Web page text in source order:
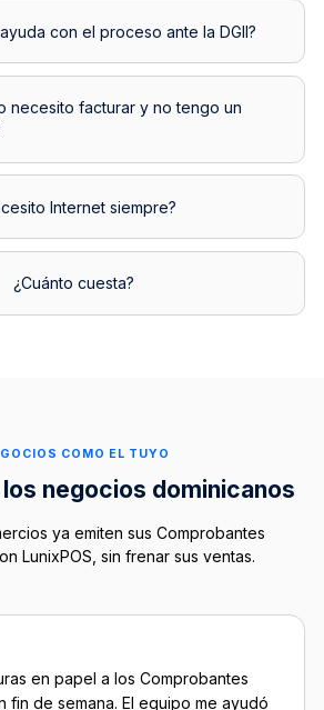
con el proceso ante la DGII?
necesito facturar y no tengo un
Internet siempre?
¿Cuánto cuesta?
COMO EL TUYO
los negocios dominicanos
ya emiten sus Comprobantes
LunixPOS, sin frenar sus ventas.
en papel a los Comprobantes
fin de semana. El equipo me ayudó